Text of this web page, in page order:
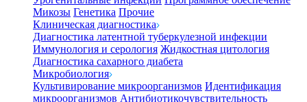
Микозы Генетика Прочие
Клиническая диагностика
Диагностика латентной туберкулезной инфекции
Иммунология и серология Жидкостная цитология
Диагностика сахарного диабета
Микробиология
Культивирование микроорганизмов Идентификация
микроорганизмов Антибиотикочувствительность